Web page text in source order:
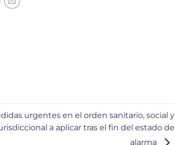
urgentes en el orden sanitario, social y
a aplicar tras el fin del estado de
alarma